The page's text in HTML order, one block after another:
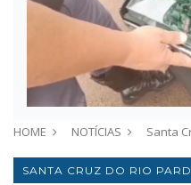
HOME NOTÍCIAS Santa
SANTA CRUZ DO RIO